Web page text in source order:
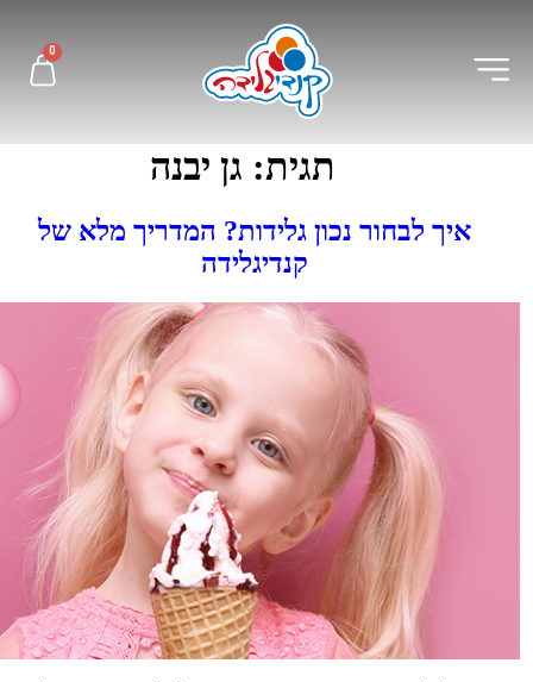
0
תגית: גן יבנה
איך לבחור נכון גלידות? המדריך מלא של
קנדיגלידה